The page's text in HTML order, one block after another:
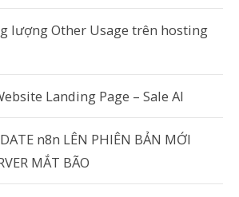
lượng Other Usage trên hosting
Landing Page – Sale AI
n8n LÊN PHIÊN BẢN MỚI
MẮT BÃO